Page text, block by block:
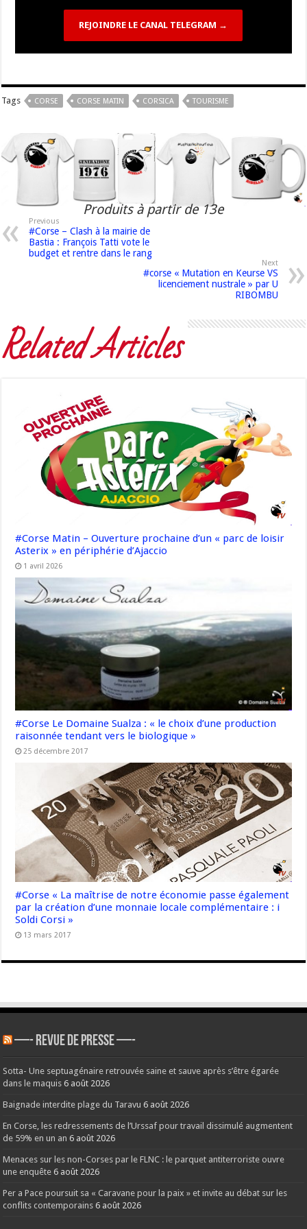
REJOINDRE LE CANAL TELEGRAM →
Tags CORSE CORSE MATIN CORSICA TOURISME
Produits à partir de 13e
Previous
#Corse – Clash à la mairie de
Bastia : François Tatti vote le
budget et rentre dans le rang
Next
#corse « Mutation en Keurse VS
licenciement nustrale » par U
RIBOMBU
Related Articles
#Corse Matin – Ouverture prochaine d’un « parc de loisir
Asterix » en périphérie d’Ajaccio
1 avril 2026
#Corse Le Domaine Sualza : « le choix d’une production
raisonnée tendant vers le biologique »
25 décembre 2017
#Corse « La maîtrise de notre économie passe également
par la création d’une monnaie locale complémentaire : i
Soldi Corsi »
13 mars 2017
—- REVUE DE PRESSE —-
Sotta- Une septuagénaire retrouvée saine et sauve après s’être égarée
dans le maquis 6 août 2026
Baignade interdite plage du Taravu 6 août 2026
En Corse, les redressements de l’Urssaf pour travail dissimulé augmentent
de 59% en un an 6 août 2026
Menaces sur les non-Corses par le FLNC : le parquet antiterroriste ouvre
une enquête 6 août 2026
Per a Pace poursuit sa « Caravane pour la paix » et invite au débat sur les
conflits contemporains 6 août 2026